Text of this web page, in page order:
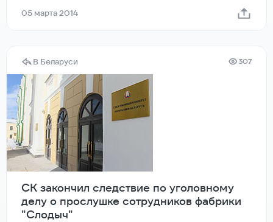
05 марта 2014
В Беларуси 307
СК закончил следствие по уголовному
делу о прослушке сотрудников фабрики
"Слодыч"